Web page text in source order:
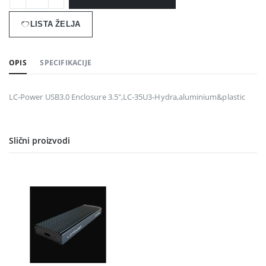
LISTA ŽELJA
OPIS SPECIFIKACIJE
LC-Power USB3.0 Enclosure 3.5",LC-35U3-Hydra,aluminium&plastic
Slični proizvodi